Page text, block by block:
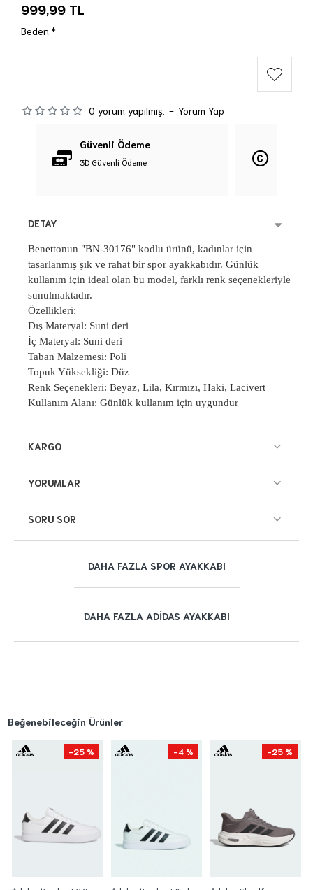
0 yorum yapılmış. - Yorum Yap
999,99 TL
Beden
Güvenli Ödeme
3D Güvenli Ödeme
DAHA FAZLA SPOR AYAKKABI
DAHA FAZLA ADIDAS AYAKKABI
DETAY
Benettonun "BN-30176" kodlu ürünü, kadınlar için
tasarlanmış şık ve rahat bir spor ayakkabıdır. Günlük
kullanım için ideal olan bu model, farklı renk seçenekleriyle
sunulmaktadır.
Özellikleri:
Dış Materyal: Suni deri
İç Materyal: Suni deri
Taban Malzemesi: Poli
Topuk Yüksekliği: Düz
Renk Seçenekleri: Beyaz, Lila, Kırmızı, Haki, Lacivert
Kullanım Alanı: Günlük kullanım için uygundur
KARGO
YORUMLAR
SORU SOR
Beğenebileceğin Ürünler
-25 % -4 % -25 %